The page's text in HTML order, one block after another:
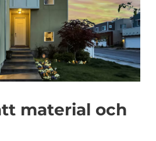
material och